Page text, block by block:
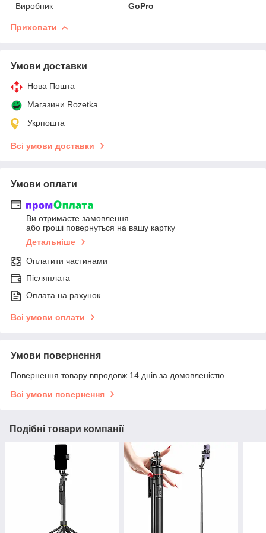
Виробник
GoPro
Приховати
Умови доставки
Нова Пошта
Магазини Rozetka
Укрпошта
Всі умови доставки
Умови оплати
Ви отримаєте замовлення
або гроші повернуться на вашу картку
Детальніше
Оплатити частинами
Післяплата
Оплата на рахунок
Всі умови оплати
Умови повернення
Повернення товару впродовж 14 днів за домовленістю
Всі умови повернення
Подібні товари компанії